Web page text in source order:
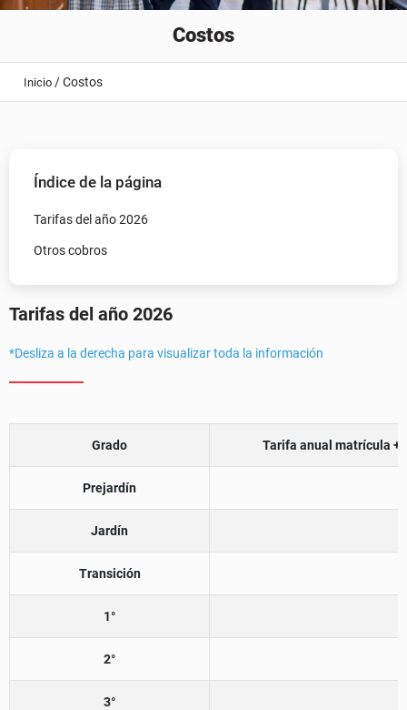
Costos
Inicio /Costos
Índice de la página
Tarifas del año 2026
Otros cobros
Tarifas del año 2026
*Desliza a la derecha para visualizar toda la información
Grado Tarifa anual matrícula +
Prejardín
Jardín
Transición
1°
2°
3°